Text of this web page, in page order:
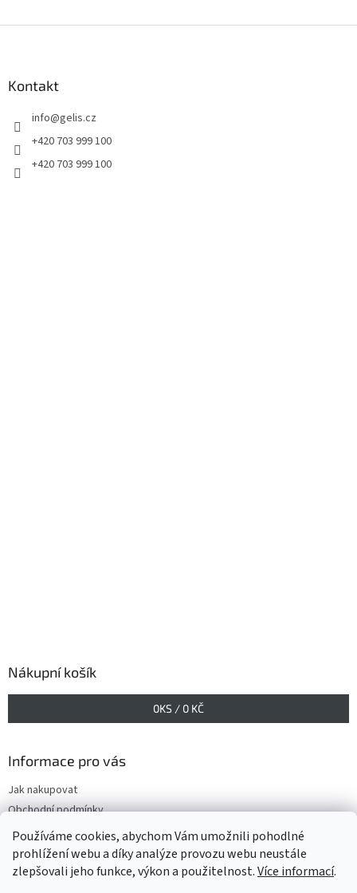
Používáme cookies, abychom Vám umožnili pohodlné
prohlížení webu a díky analýze provozu webu neustále
zlepšovali jeho funkce, výkon a použitelnost.Více informací.
Kontakt
info@gelis.cz
+420 703 999 100
+420 703 999 100
Nákupní košík
0KS / 0 KČ
Informace pro vás
Jak nakupovat
Obchodní podmínky
Podmínky ochrany osobních údajů